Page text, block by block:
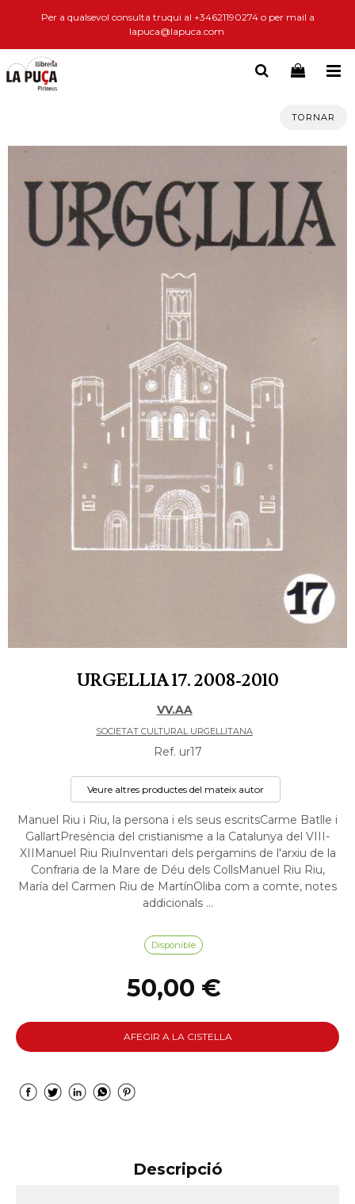
Per a qualsevol consulta truqui al +34621190274 o per mail a
lapuca@lapuca.com
TORNAR
URGELLIA 17. 2008-2010
VV.AA
SOCIETAT CULTURAL URGELLITANA
Ref. ur17
Veure altres productes del mateix autor
Manuel Riu i Riu, la persona i els seus escritsCarme Batlle i
GallartPresència del cristianisme a la Catalunya del VIII-
XIIManuel Riu RiuInventari dels pergamins de l'arxiu de la
Confraria de la Mare de Déu dels CollsManuel Riu Riu,
María del Carmen Riu de MartínOliba com a comte, notes
addicionals ...
Disponible
50,00 €
AFEGIR A LA CISTELLA
Descripció